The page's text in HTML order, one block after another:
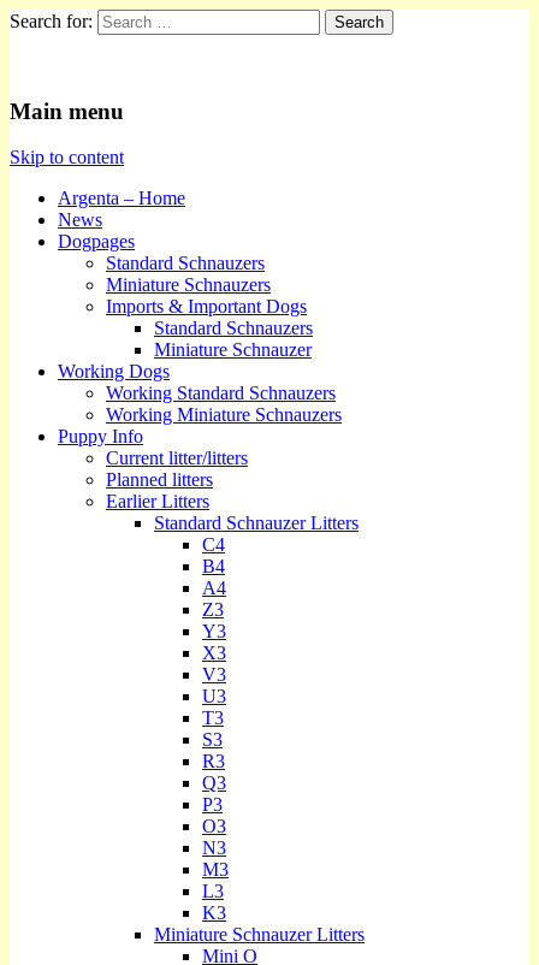
Search for:
Main menu
Skip to content
Argenta – Home
News
Dogpages
Standard Schnauzers
Miniature Schnauzers
Imports & Important Dogs
Standard Schnauzers
Miniature Schnauzer
Working Dogs
Working Standard Schnauzers
Working Miniature Schnauzers
Puppy Info
Current litter/litters
Planned litters
Earlier Litters
Standard Schnauzer Litters
C4
B4
A4
Z3
Y3
X3
V3
U3
T3
S3
R3
Q3
P3
O3
N3
M3
L3
K3
Miniature Schnauzer Litters
Mini O